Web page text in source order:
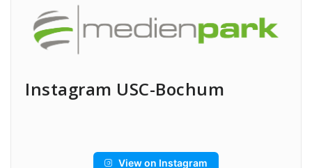
Instagram USC-Bochum
View on Instagram